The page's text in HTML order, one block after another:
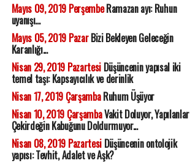
Mayıs 09, 2019 PerşembeRamazan ayı: Ruhun
uyanışı...
Mayıs 05, 2019 PazarBizi Bekleyen Geleceğin
Karanlığı...
Nisan 29, 2019 PazartesiDüşüncenin yapısal iki
temel taşı: Kapsayıcılık ve derinlik
Nisan 17, 2019 ÇarşambaRuhum Üşüyor
Nisan 10, 2019 ÇarşambaVakit Doluyor, Yapılanlar
Çekirdeğin Kabuğunu Doldurmuyor...
Nisan 08, 2019 PazartesiDüşüncenin ontolojik
yapısı: Tevhit, Adalet ve Aşk?